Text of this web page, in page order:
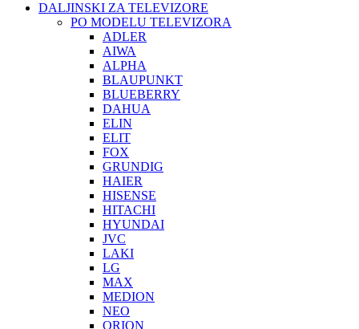
DALJINSKI ZA TELEVIZORE
PO MODELU TELEVIZORA
ADLER
AIWA
ALPHA
BLAUPUNKT
BLUEBERRY
DAHUA
ELIN
ELIT
FOX
GRUNDIG
HAIER
HISENSE
HITACHI
HYUNDAI
JVC
LAKI
LG
MAX
MEDION
NEO
ORION